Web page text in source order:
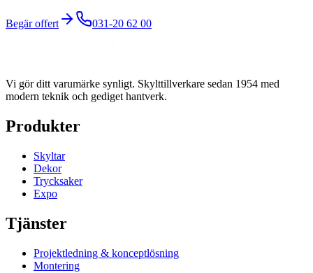
Begär offert 031-20 62 00
Vi gör ditt varumärke synligt. Skylttillverkare sedan 1954 med
modern teknik och gediget hantverk.
Produkter
Skyltar
Dekor
Trycksaker
Expo
Tjänster
Projektledning & konceptlösning
Montering